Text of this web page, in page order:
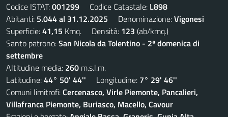
Codice ISTAT:001299 Codice Catastale: L898
Abitanti: 5.044 al 31.12.2025 Denominazione:Vigonesi
Superficie:41,15 Kmq. Densità: 123 (ab/kmq.)
Santo patrono:San Nicola da Tolentino - 2ª domenica di
settembre
Altitudine media: 260 m.s.l.m.
Latitudine:44° 50' 44'' Longitudine: 7° 29' 46''
Comuni limitrofi:Cercenasco, Virle Piemonte, Pancalieri,
Villafranca Piemonte, Buriasco, Macello, Cavour